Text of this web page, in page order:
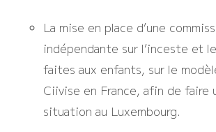
La mise en place d’une
indépendante sur l’inceste et
faites aux enfants, sur le
Ciivise en France, afin de faire
situation au Luxembourg.